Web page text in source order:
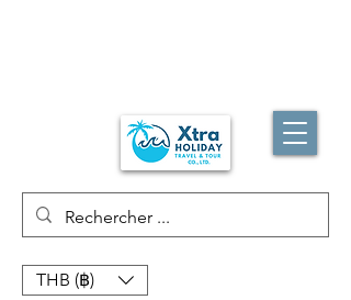
THB (฿)